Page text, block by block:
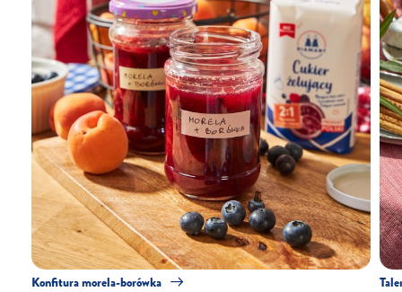
Konfitura morela-borówka